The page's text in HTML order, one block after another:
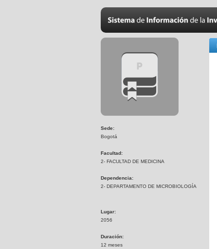
Sede:
Bogotá
Facultad:
2- FACULTAD DE MEDICINA
Dependencia:
2- DEPARTAMENTO DE MICROBIOLOGÍA
Lugar:
2056
Duración:
12 meses